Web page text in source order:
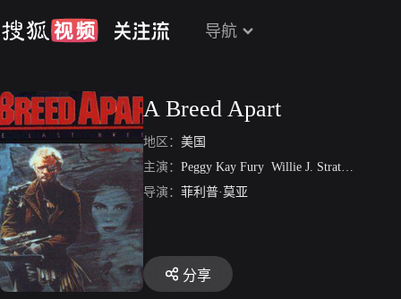
导航
A Breed Apart
地区： 美国
主演： Peggy Kay Fury Willie J. Stratford Sr.
导演： 菲利普·莫亚
分享